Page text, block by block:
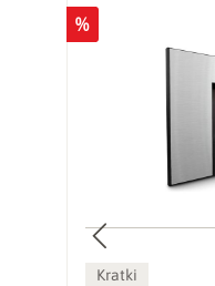
%
Kratki